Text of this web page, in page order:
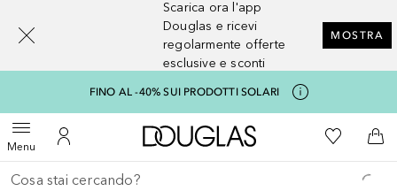
Scarica ora l'app
Douglas e ricevi
regolarmente offerte
esclusive e sconti
MOSTRA
FINO AL -40% SUI PRODOTTI SOLARI
MenuApri menuAl Mio Account
A Douglas HomeAlla Mia
Al
Torna indietro
Esegui ricerca
[navigation.slideout.screenreader]